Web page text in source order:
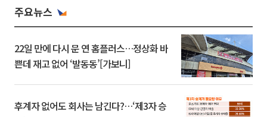
주요뉴스
22일 만에 다시 문 연 홈플러스…정상화 바
쁜데 재고 없어 ‘발동동’[가보니]
후계자 없어도 회사는 남긴다?…‘제3자 승